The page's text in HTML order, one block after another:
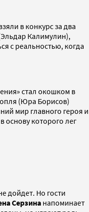
в конкурс за два
Калимулин),
с реальностью, когда
стал окошком в
(Юра Борисов)
мир главного героя и
основу которого лег
дойдет. Но гости
Серзинанапоминает